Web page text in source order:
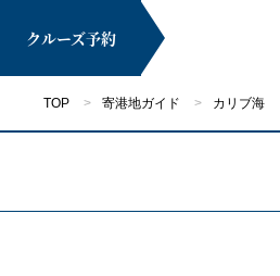
クルーズ予約
TOP 寄港地ガイド カリブ海